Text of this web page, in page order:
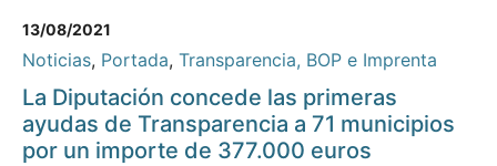
13/08/2021
Noticias, Portada, Transparencia, BOP e Imprenta
La Diputación concede las primeras
ayudas de Transparencia a 71 municipios
por un importe de 377.000 euros